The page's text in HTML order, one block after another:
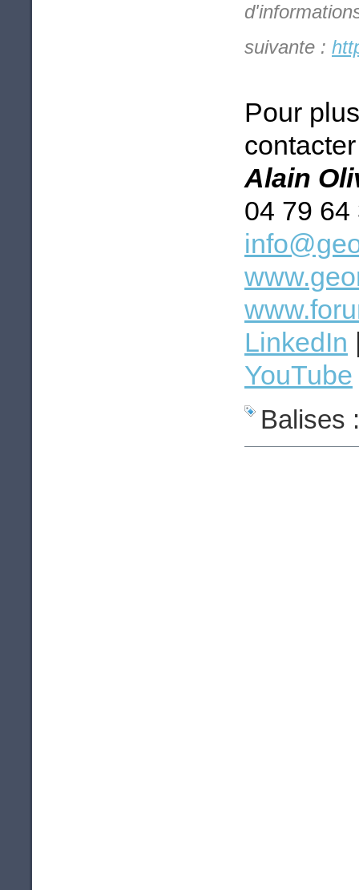
suivante :
Pour
Alain
04 79 64
LinkedIn
YouTube
Balises